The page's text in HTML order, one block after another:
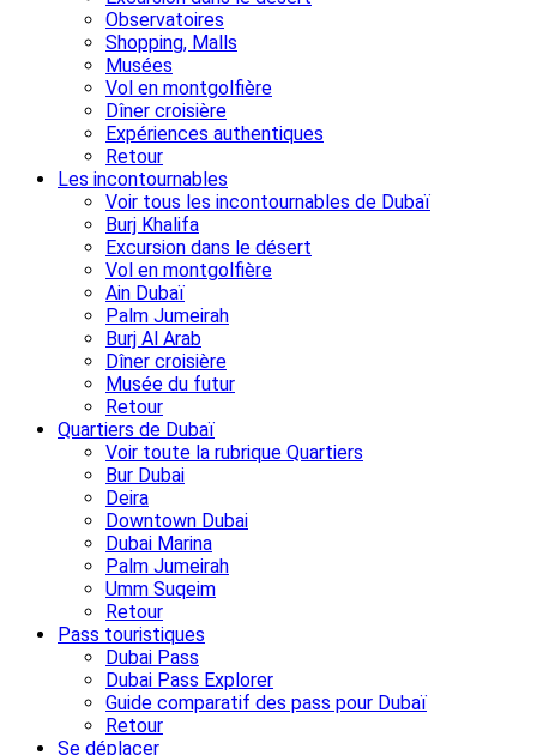
Observatoires
Shopping, Malls
Musées
Vol en montgolfière
Dîner croisière
Expériences authentiques
Retour
Les incontournables
Voir tous les incontournables de Dubaï
Burj Khalifa
Excursion dans le désert
Vol en montgolfière
Ain Dubaï
Palm Jumeirah
Burj Al Arab
Dîner croisière
Musée du futur
Retour
Quartiers de Dubaï
Voir toute la rubrique Quartiers
Bur Dubai
Deira
Downtown Dubai
Dubai Marina
Palm Jumeirah
Umm Suqeim
Retour
Pass touristiques
Dubai Pass
Dubai Pass Explorer
Guide comparatif des pass pour Dubaï
Retour
Se déplacer